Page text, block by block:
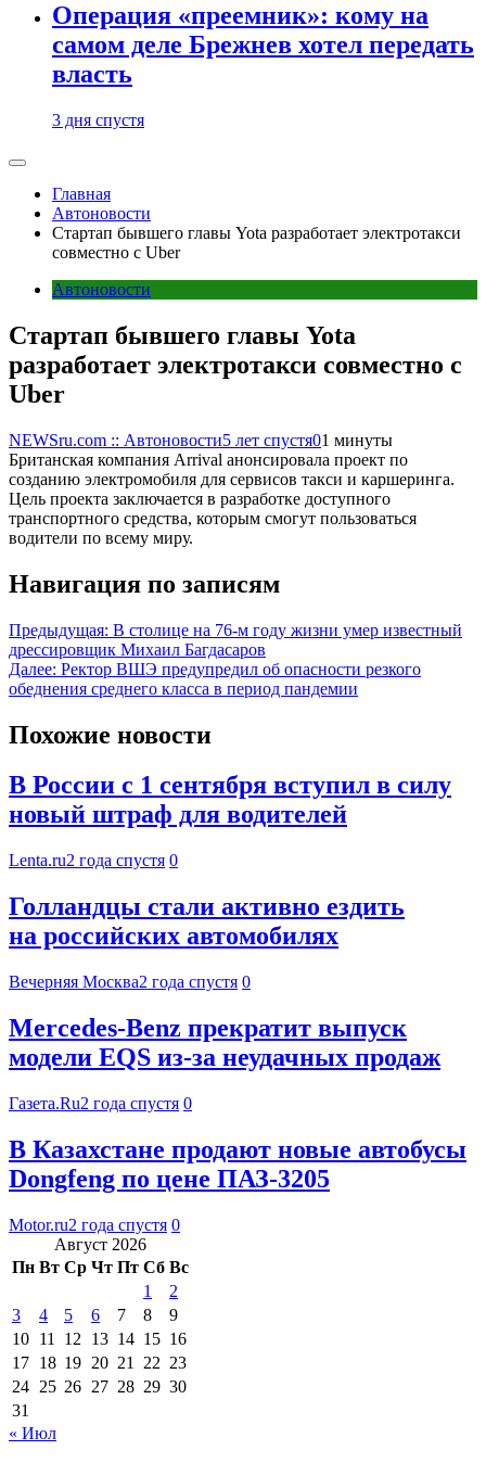
Операция «преемник»: кому на
самом деле Брежнев хотел передать
власть
3 дня спустя
Главная
Автоновости
Стартап бывшего главы Yota разработает электротакси
совместно с Uber
Автоновости
Стартап бывшего главы Yota
разработает электротакси совместно с
Uber
NEWSru.com :: Автоновости5 лет спустя01 минуты
Британская компания Arrival анонсировала проект по
созданию электромобиля для сервисов такси и каршеринга.
Цель проекта заключается в разработке доступного
транспортного средства, которым смогут пользоваться
водители по всему миру.
Навигация по записям
Предыдущая: В столице на 76-м году жизни умер известный
дрессировщик Михаил Багдасаров
Далее: Ректор ВШЭ предупредил об опасности резкого
обеднения среднего класса в период пандемии
Похожие новости
В России с 1 сентября вступил в силу
новый штраф для водителей
Lenta.ru2 года спустя 0
Голландцы стали активно ездить
на российских автомобилях
Вечерняя Москва2 года спустя 0
Mercedes-Benz прекратит выпуск
модели EQS из-за неудачных продаж
Газета.Ru2 года спустя 0
В Казахстане продают новые автобусы
Dongfeng по цене ПАЗ-3205
Motor.ru2 года спустя 0
Август 2026
Пн Вт Ср Чт Пт Сб Вс
1
2
3
4 5 6 7 8
9
10 11 12 13 14 15 16
17 18 19 20 21 22 23
24 25 26 27 28 29 30
31
« Июл